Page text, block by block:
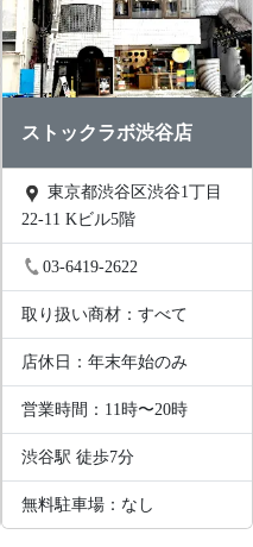
ストックラボ渋谷店
東京都渋谷区渋谷1丁目
22-11 Kビル5階
03-6419-2622
取り扱い商材：すべて
店休日：年末年始のみ
営業時間：11時〜20時
渋谷駅 徒歩7分
無料駐車場：なし